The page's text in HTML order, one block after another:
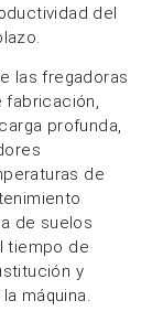
del
las fregadoras
fabricación,
profunda,
de
de suelos
tiempo de
y
máquina.